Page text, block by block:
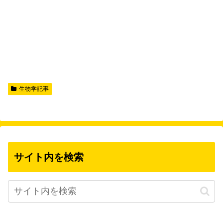
生物学記事
サイト内を検索